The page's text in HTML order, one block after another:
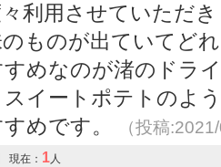
利用させていただ
ものが出ていてど
めなのが渚のドラ
イートポテトのよ
めです。
（投稿
現在： 1人